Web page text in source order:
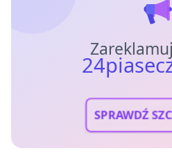
SPRAWDŹ